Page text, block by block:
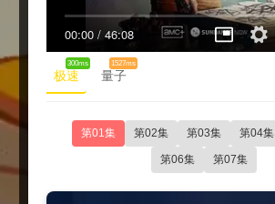
00:00/ 46:08
极速
300ms
量子
1527ms
第01集 第02集 第03集 第04集
第06集 第07集